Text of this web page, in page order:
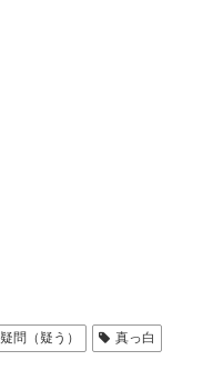
疑問（疑う）
真っ白